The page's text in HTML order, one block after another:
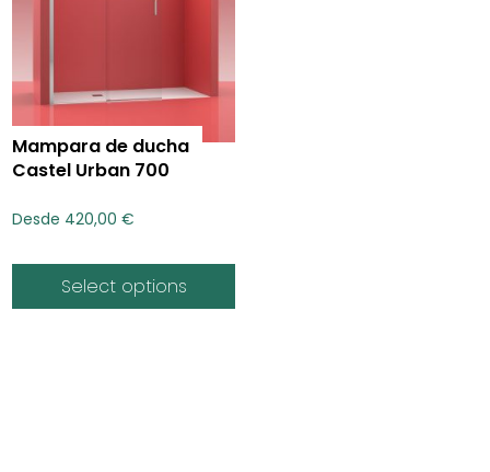
Mampara de ducha
Castel Urban 700
Desde 420,00€
Select options